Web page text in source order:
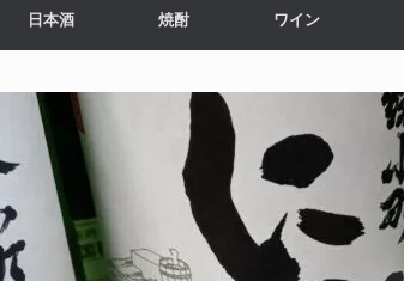
日本酒 焼酎 ワイン